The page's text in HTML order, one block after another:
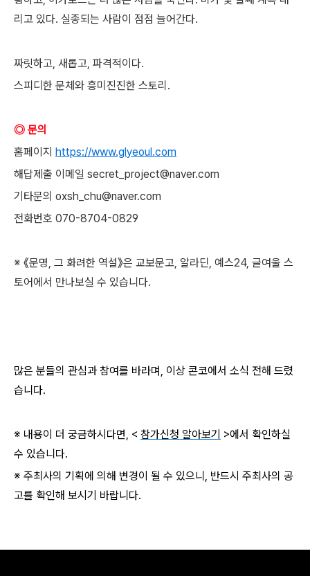
리고 있다. 실종되는 사람이 점점 늘어간다.
짜릿하고, 새롭고, 파격적이다.
스피디한 문체와 흥미진진한 스토리.
◎ 문의
홈페이지 https://www.glyeoul.com
해답제출 이메일 secret_project@naver.com
기타문의 oxsh_chu@naver.com
전화번호 070-8704-0829
※ 《문명, 그 화려한 역설》은 교보문고, 알라딘, 예스24, 글여울 스
토어에서 만나보실 수 있습니다.
많은 분들의 관심과 참여를 바라며, 이상 콘코에서 소식 전해 드렸
습니다.
※ 내용이 더 궁금하시다면, < 참가신청 알아보기 >에서 확인하실
수 있습니다.
※ 주최사의 기획에 의해 변경이 될 수 있으니, 반드시 주최사의 공
고를 확인해 보시기 바랍니다.